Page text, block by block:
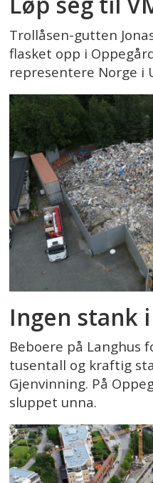
Trollåsen-gutten
flasket opp i
representere Norge i
Ingen stank
Beboere på Langhus
tusentall og kraftig
Gjenvinning. På
sluppet unna.